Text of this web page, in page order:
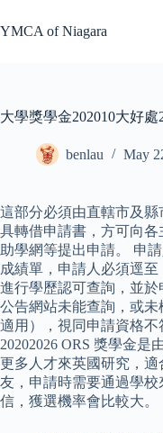
to
content
YMCA of Niagara
大學獎學金202010大好處
benlau May
這部分必須由直轄市及
具轉借申請書，方可向
助學網等提出申請。 申
成績單，申請人必須逕至
進行學歷認可查詢，並
公告網站未能查詢，或
適用），視同申請資格不
20202026 ORS 獎學金是
更多人才來英國研究，
友，申請時需要通過學
信，獲選機率會比較大。